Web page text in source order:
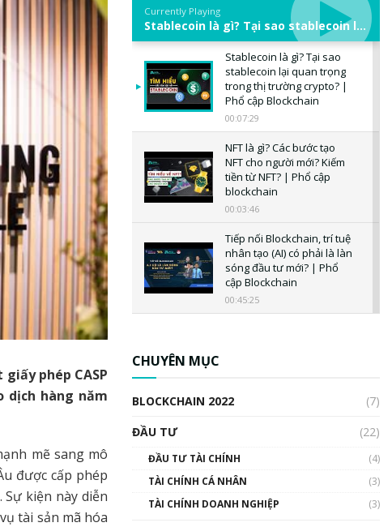
phép CASP
dịch hàng năm
mẽ sang mô
được cấp phép
kiện này diễn
tài sản mã hóa
Currently Playing
Stablecoin là gì? Tại sao stablecoin lại quan trọng trong thị trường crypto? | Phổ cập Blockchain
Stablecoin là gì? Tại sao
stablecoin lại quan trọng
trong thị trường crypto? |
Phổ cập Blockchain
00:07:29
NFT là gì? Các bước tạo
NFT cho người mới? Kiếm
tiền từ NFT? | Phổ cập
blockchain
00:03:46
Tiếp nối Blockchain, trí tuệ
nhân tạo (AI) có phải là làn
sóng đầu tư mới? | Phổ
cập Blockchain
00:45:25
uptrend trong năm 2023? |
Phổ cập Blockchain
00:02:14
Nhìn lại năm 2022: Những
CHUYÊN MỤC
BLOCKCHAIN 2022
(7)
ĐẦU TƯ
(22)
ĐẦU TƯ TÀI CHÍNH
(4)
TÀI CHÍNH CÁ NHÂN
(3)
TÀI CHÍNH DOANH NGHIỆP
(3)